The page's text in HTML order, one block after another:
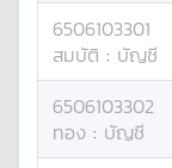
6506103301
สมบัติ : บัญชี
6506103302
ทอง : บัญชี